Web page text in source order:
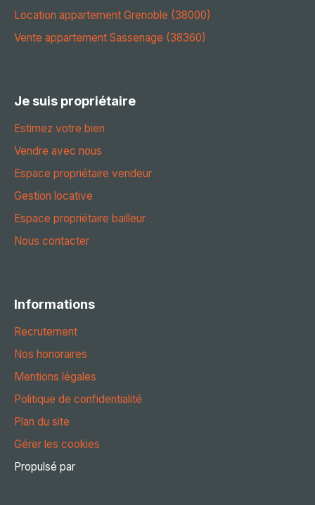
Location appartement Grenoble (38000)
Vente appartement Sassenage (38360)
Je suis propriétaire
Estimez votre bien
Vendre avec nous
Espace propriétaire vendeur
Gestion locative
Espace propriétaire bailleur
Nous contacter
Informations
Recrutement
Nos honoraires
Mentions légales
Politique de confidentialité
Plan du site
Gérer les cookies
Propulsé par